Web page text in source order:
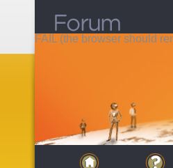
FAIL (the browser should